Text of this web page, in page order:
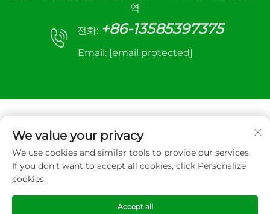
역
전화: +86-13585397375
Email: [email protected]
Copyright © 2026 Xuzhou sanhe automatic
control equipment Co.,LTD. All right reserved
We value your privacy
We use cookies and similar tools to provide our services.
If you don't want to accept all cookies, click Personalize
cookies.
Accept all